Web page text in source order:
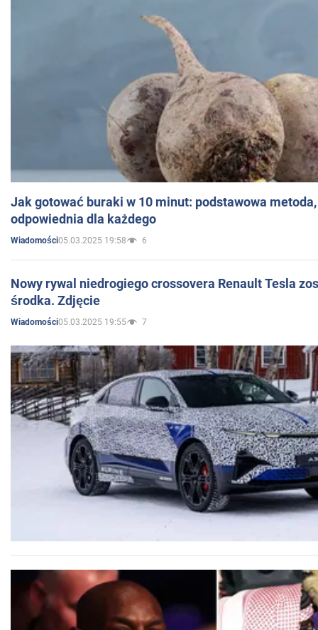
Jak gotować buraki w 10 minut: podstawowa
odpowiednia dla każdego
Wiadomości05.03.2025 19:58 6
Nowy rywal niedrogiego crossovera Renault Tesla
środka. Zdjęcie
Wiadomości05.03.2025 19:55 7